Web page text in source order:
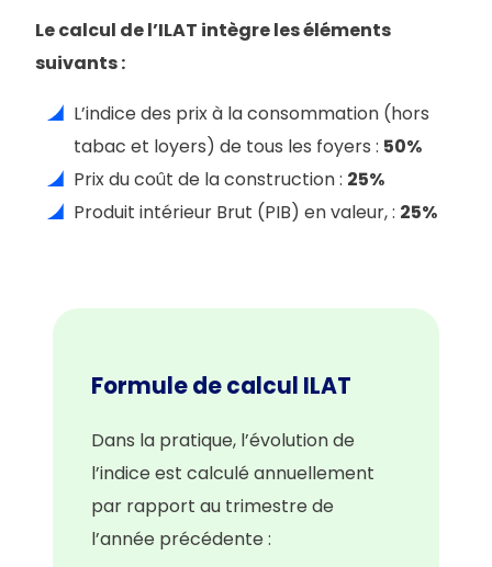
Le calcul de l’ILAT intègre les éléments
suivants :
L’indice des prix à la consommation (hors
tabac et loyers) de tous les foyers : 50%
Prix du coût de la construction : 25%
Produit intérieur Brut (PIB) en valeur, : 25%
Formule de calcul ILAT
Dans la pratique, l’évolution de
l’indice est calculé annuellement
par rapport au trimestre de
l’année précédente :